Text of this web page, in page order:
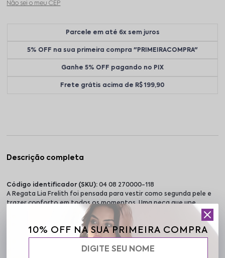
Não sei o meu CEP
Parcele em até 6x sem juros
5% OFF na sua primeira compra "PRIMEIRACOMPRA"
Ganhe 5% OFF pagando no PIX
Frete grátis acima de R$ 199,90
Descrição completa
Código identificador (SKU): 04 08 270000-118
A Regata Lia Frelith foi pensada para vestir como segunda pele e
trazer conforto em todos os momentos. Uma peça que une
suporte na medida certa e autoestima para você se movimentar
com confiança. O bojo removível permite ajuste personalizado
conforme sua preferência, oferecendo praticidade para a rotina.
O tecido proporciona respirabilidade e flexibilidade,
acompanhando o corpo com leveza e conforto ao longo do uso.
10% OFF NA SUA PRIMEIRA COMPRA